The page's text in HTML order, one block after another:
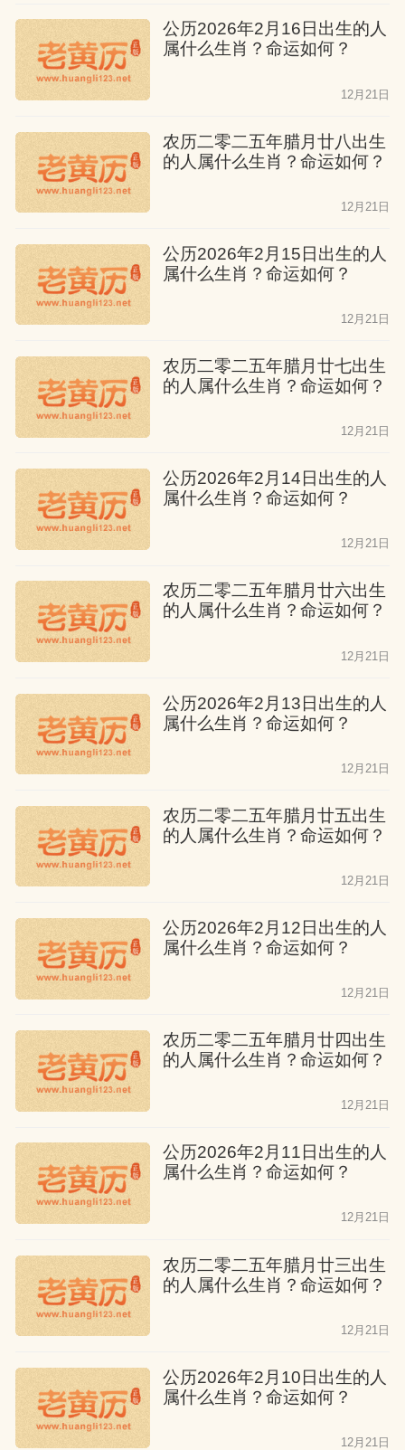
公历2026年2月16日出生的人
属什么生肖？命运如何？
12月21日
农历二零二五年腊月廿八出生
的人属什么生肖？命运如何？
12月21日
公历2026年2月15日出生的人
属什么生肖？命运如何？
12月21日
农历二零二五年腊月廿七出生
的人属什么生肖？命运如何？
12月21日
公历2026年2月14日出生的人
属什么生肖？命运如何？
12月21日
农历二零二五年腊月廿六出生
的人属什么生肖？命运如何？
12月21日
公历2026年2月13日出生的人
属什么生肖？命运如何？
12月21日
农历二零二五年腊月廿五出生
的人属什么生肖？命运如何？
12月21日
公历2026年2月12日出生的人
属什么生肖？命运如何？
12月21日
农历二零二五年腊月廿四出生
的人属什么生肖？命运如何？
12月21日
公历2026年2月11日出生的人
属什么生肖？命运如何？
12月21日
农历二零二五年腊月廿三出生
的人属什么生肖？命运如何？
12月21日
公历2026年2月10日出生的人
属什么生肖？命运如何？
12月21日